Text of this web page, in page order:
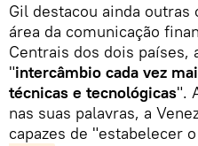
Gil destacou ainda
área da comunicação
Centrais dos dois países,
"intercâmbio cada vez
técnicas e tecnológicas".
nas suas palavras, a
capazes de "estabelecer o